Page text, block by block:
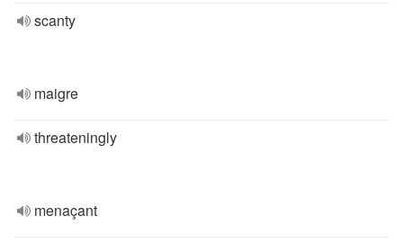
scanty
maigre
threateningly
menaçant